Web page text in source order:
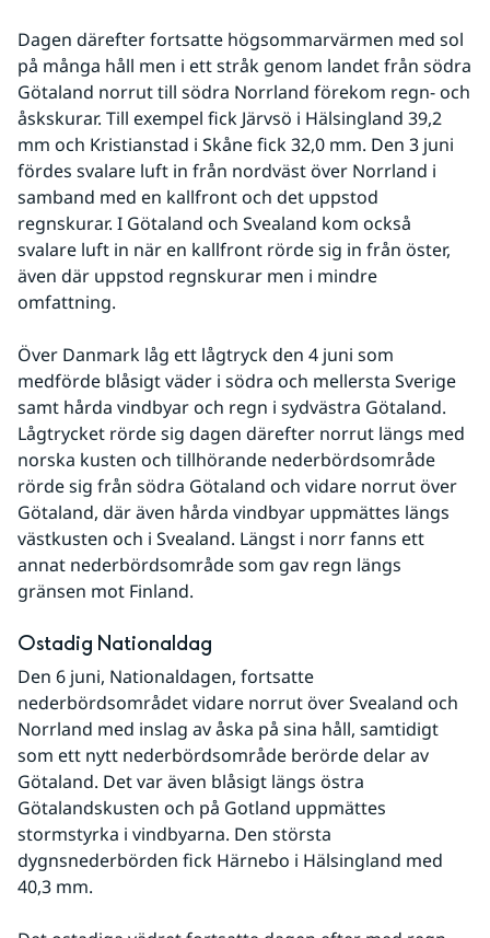
Dagen därefter fortsatte högsommarvärmen med sol
på många håll men i ett stråk genom landet från södra
Götaland norrut till södra Norrland förekom regn- och
åskskurar. Till exempel fick Järvsö i Hälsingland 39,2
mm och Kristianstad i Skåne fick 32,0 mm. Den 3 juni
fördes svalare luft in från nordväst över Norrland i
samband med en kallfront och det uppstod
regnskurar. I Götaland och Svealand kom också
svalare luft in när en kallfront rörde sig in från öster,
även där uppstod regnskurar men i mindre
omfattning.
Över Danmark låg ett lågtryck den 4 juni som
medförde blåsigt väder i södra och mellersta Sverige
samt hårda vindbyar och regn i sydvästra Götaland.
Lågtrycket rörde sig dagen därefter norrut längs med
norska kusten och tillhörande nederbördsområde
rörde sig från södra Götaland och vidare norrut över
Götaland, där även hårda vindbyar uppmättes längs
västkusten och i Svealand. Längst i norr fanns ett
annat nederbördsområde som gav regn längs
gränsen mot Finland.
Ostadig Nationaldag
Den 6 juni, Nationaldagen, fortsatte
nederbördsområdet vidare norrut över Svealand och
Norrland med inslag av åska på sina håll, samtidigt
som ett nytt nederbördsområde berörde delar av
Götaland. Det var även blåsigt längs östra
Götalandskusten och på Gotland uppmättes
stormstyrka i vindbyarna. Den största
dygnsnederbörden fick Härnebo i Hälsingland med
40,3 mm.